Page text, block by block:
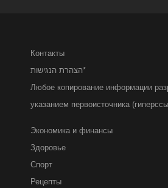
Контакты
הצהרת הנגישות*
Любое копирование информации
указанием первоисточника
Экономика и финансы
Здоровье
Спорт
Рецепты